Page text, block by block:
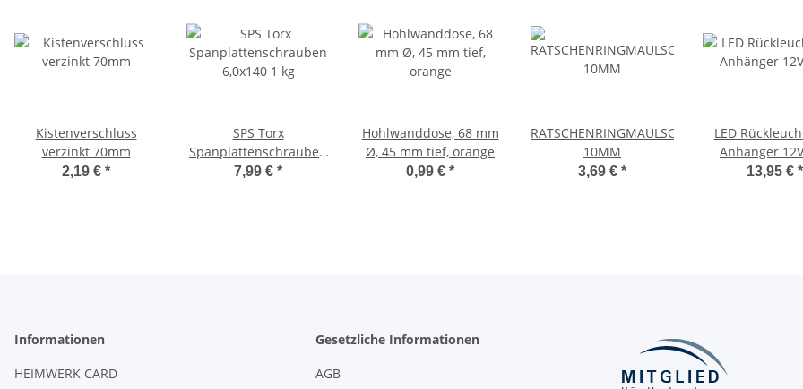
Kistenverschluss
verzinkt 70mm
2,19 € *
SPS Torx
Spanplattenschrauben
6,0x140 1 kg
7,99 € *
Hohlwanddose, 68 mm
Ø, 45 mm tief, orange
0,99 € *
RATSCHENRINGMAULSCHLÜSSEL
10MM
3,69 € *
LED
Anhänger
13,95 € *
Informationen
HEIMWERK CARD
Gesetzliche Informationen
AGB